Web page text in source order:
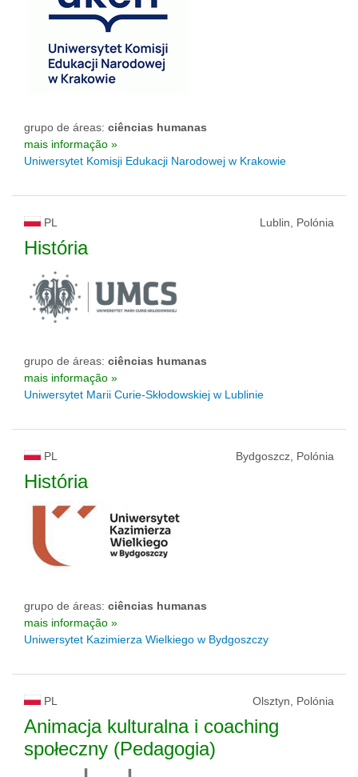
grupo de áreas: ciências humanas
mais informação »
Uniwersytet Komisji Edukacji Narodowej w Krakowie
PL Lublin, Polónia
História
grupo de áreas: ciências humanas
mais informação »
Uniwersytet Marii Curie-Skłodowskiej w Lublinie
PL Bydgoszcz, Polónia
História
grupo de áreas: ciências humanas
mais informação »
Uniwersytet Kazimierza Wielkiego w Bydgoszczy
PL Olsztyn, Polónia
Animacja kulturalna i coaching
społeczny (Pedagogia)